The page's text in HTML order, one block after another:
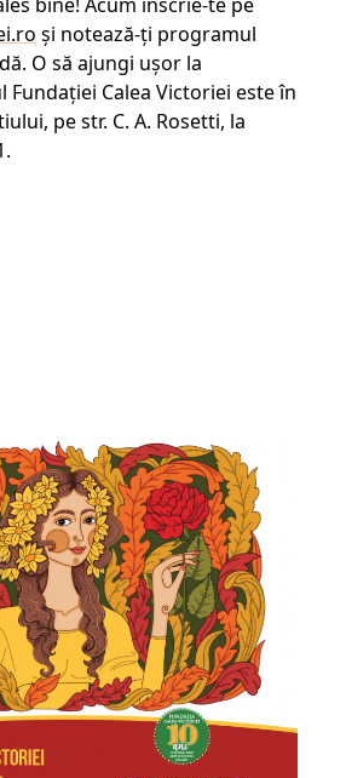
și notează-ți programul
O să ajungi ușor la
Fundaţiei Calea Victoriei este în
pe str. C. A. Rosetti, la